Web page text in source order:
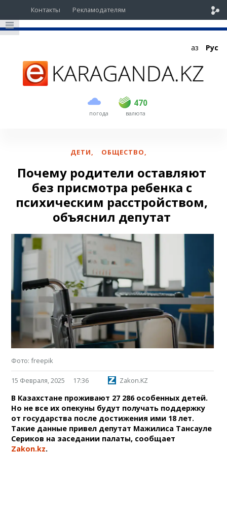
Контакты Рекламодателям
Қаз Рус
погода
470
USD 468.5 470
EUR валюта
ДЕТИ, ОБЩЕСТВО,
Почему родители оставляют
без присмотра ребенка с
психическим расстройством,
объяснил депутат
Фото: freepik
15 Февраля, 2025 17:36 Zakon.KZ
В Казахстане проживают 27 286 особенных детей.
Но не все их опекуны будут получать поддержку
от государства после достижения ими 18 лет.
Такие данные привел депутат Мажилиса Тансауле
Сериков на заседании палаты, сообщает
Zakon.kz.